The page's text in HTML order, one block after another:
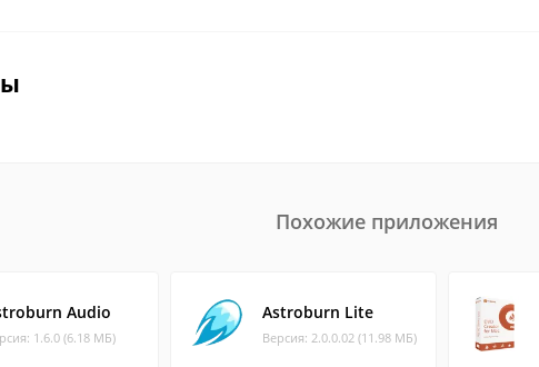
Похожие приложения
Audio
1.6.0 (6.18 МБ)
Astroburn Lite
Версия: 2.0.0.02 (11.98 МБ)